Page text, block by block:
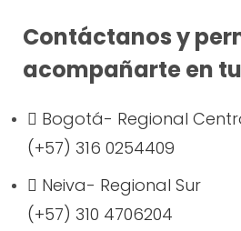
Contáctanos y
acompañarte en
Bogotá- Regional
(+57) 316 0254409
Neiva- Regional Sur
(+57) 310 4706204